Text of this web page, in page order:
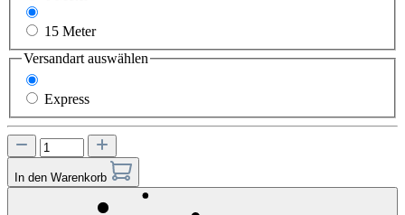
15 Meter
Versandart auswählen
Express
In den Warenkorb